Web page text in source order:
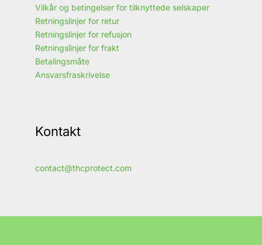
Vilkår og betingelser for tilknyttede selskaper
Retningslinjer for retur
Retningslinjer for refusjon
Retningslinjer for frakt
Betalingsmåte
Ansvarsfraskrivelse
Kontakt
contact@thcprotect.com